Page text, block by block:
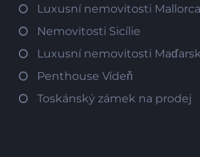
Luxusní nemovitosti Mallorca
Nemovitosti Sicílie
Luxusní nemovitosti
Penthouse Vídeň
Toskánský zámek na prodej